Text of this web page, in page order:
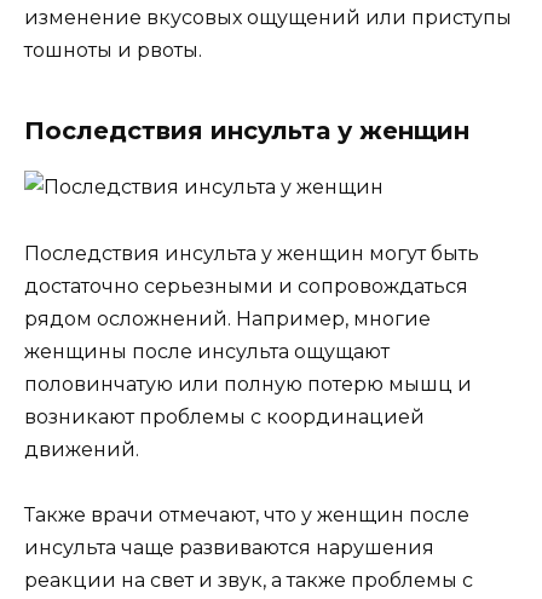
изменение вкусовых ощущений или приступы
тошноты и рвоты.
Последствия инсульта у женщин
Последствия инсульта у женщин могут быть
достаточно серьезными и сопровождаться
рядом осложнений. Например, многие
женщины после инсульта ощущают
половинчатую или полную потерю мышц и
возникают проблемы с координацией
движений.
Также врачи отмечают, что у женщин после
инсульта чаще развиваются нарушения
реакции на свет и звук, а также проблемы с